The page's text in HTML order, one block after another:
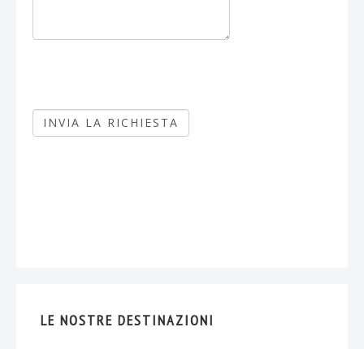
LE NOSTRE DESTINAZIONI